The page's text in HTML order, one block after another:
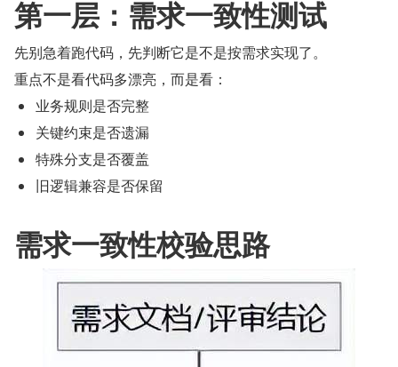
第一层：需求一致性测试
先别急着跑代码，先判断它是不是按需求实现了。
重点不是看代码多漂亮，而是看：
业务规则是否完整
关键约束是否遗漏
特殊分支是否覆盖
旧逻辑兼容是否保留
需求一致性校验思路